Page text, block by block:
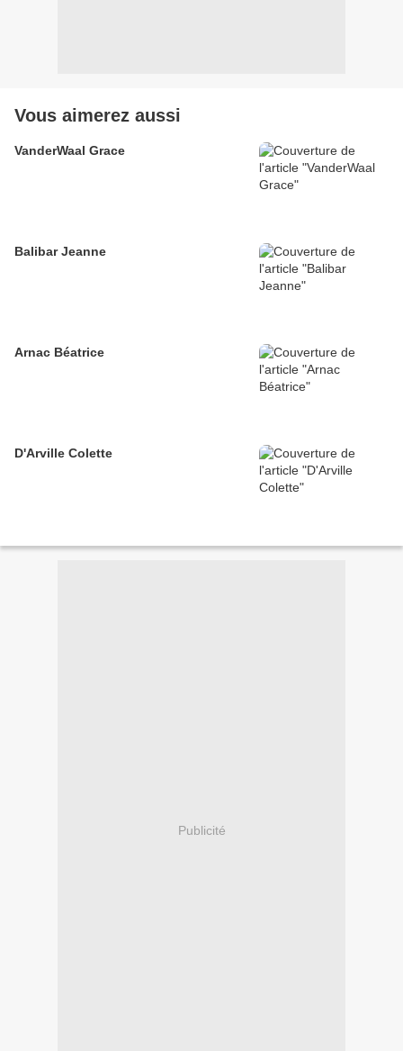
Vous aimerez aussi
VanderWaal Grace
Balibar Jeanne
Arnac Béatrice
D'Arville Colette
Publicité